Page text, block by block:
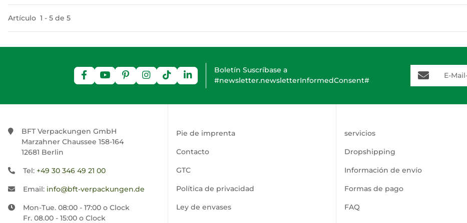
Artículo 1 - 5 de 5
Boletín Suscríbase a
#newsletter.newsletterInformedConsent#
E-Mail-Adresse
BFT Verpackungen GmbH
Marzahner Chaussee 158-164
12681 Berlin
Tel: +49 30 346 49 21 00
Email: info@bft-verpackungen.de
Mon-Tue. 08:00 - 17:00 o Clock
Fr. 08.00 - 15:00 o Clock
Pie de imprenta
Contacto
GTC
Política de privacidad
Ley de envases
servicios
Dropshipping
Información de envío
Formas de pago
FAQ